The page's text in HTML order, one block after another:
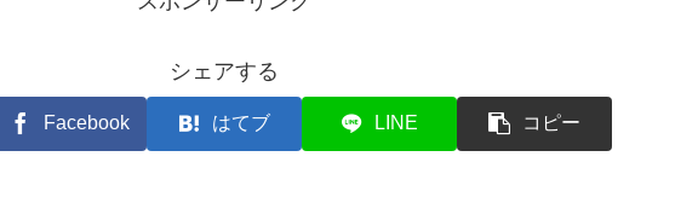
シェアする
Facebook はてブ LINE コピー